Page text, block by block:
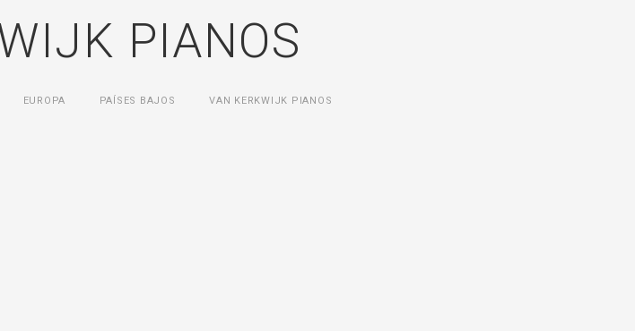
PIANOS
ЕUROPA PAÍSES BAJOS VAN KERKWIJK PIANOS